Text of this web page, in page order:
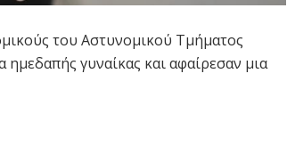
του Αστυνομικού Τμήματος
ημεδαπής γυναίκας και αφαίρεσαν μια